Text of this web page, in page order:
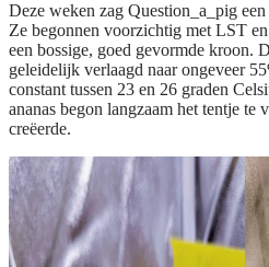
Deze weken zag Question_a_pig
Ze begonnen voorzichtig met LST
een bossige, goed gevormde kroon.
geleidelijk verlaagd naar ongeveer
constant tussen 23 en 26 graden
ananas begon langzaam het tentje te
creëerde.